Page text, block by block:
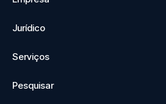
Jurídico
Serviços
Pesquisar